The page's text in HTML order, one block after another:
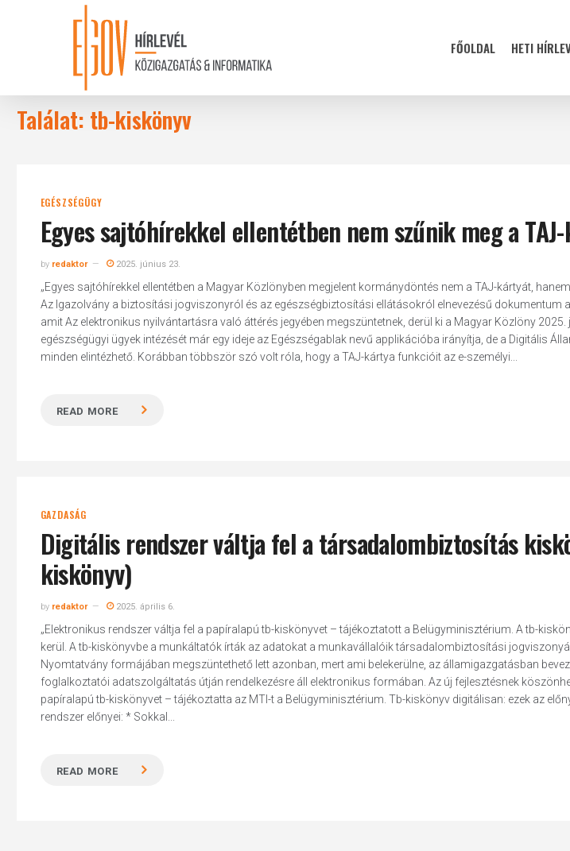
FŐOLDAL HETI
Találat: tb-kiskönyv
EGÉSZSÉGÜGY
Egyes sajtóhírekkel ellentétben nem szűnik meg a
by redaktor 2025. június 23.
„Egyes sajtóhírekkel ellentétben a Magyar Közlönyben megjelent kormánydöntés nem a TAJ-kártyát,
Az Igazolvány a biztosítási jogviszonyról és az egészségbiztosítási ellátásokról elnevezésű dokumentum
amit Az elektronikus nyilvántartásra való áttérés jegyében megszüntetnek, derül ki a Magyar Közlöny
egészségügyi ügyek intézését már egy ideje az Egészségablak nevű applikációba irányítja, de a Digitális
minden elintézhető. Korábban többször szó volt róla, hogy a TAJ-kártya funkcióit az e-személyi...
READ MORE
GAZDASÁG
Digitális rendszer váltja fel a társadalombiztosítás
kiskönyv)
by redaktor 2025. április 6.
„Elektronikus rendszer váltja fel a papíralapú tb-kiskönyvet – tájékoztatott a Belügyminisztérium. A tb-
kerül. A tb-kiskönyvbe a munkáltatók írták az adatokat a munkavállalóik társadalombiztosítási
Nyomtatvány formájában megszüntethető lett azonban, mert ami belekerülne, az államigazgatásban
foglalkoztatói adatszolgáltatás útján rendelkezésre áll elektronikus formában. Az új fejlesztésnek
papíralapú tb-kiskönyvet – tájékoztatta az MTI-t a Belügyminisztérium. Tb-kiskönyv digitálisan: ezek az
rendszer előnyei: * Sokkal...
READ MORE